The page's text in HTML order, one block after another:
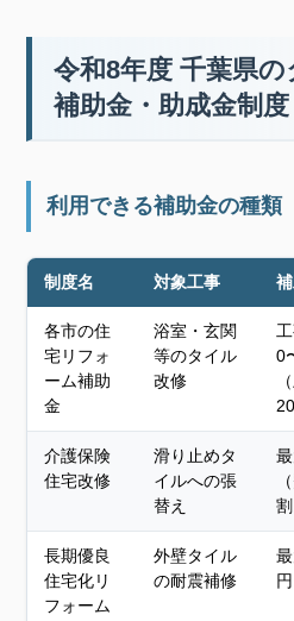
令和8年度 千葉県
補助金・助成金制度
利用できる補助金の種類
制度名 対象工事
各市の住
宅リフォ
ーム補助
金
浴室・玄関
等のタイル
改修
0
介護保険
住宅改修
滑り止めタ
イルへの張
替え
割
長期優良
住宅化リ
フォーム
外壁タイル
の耐震補修
円